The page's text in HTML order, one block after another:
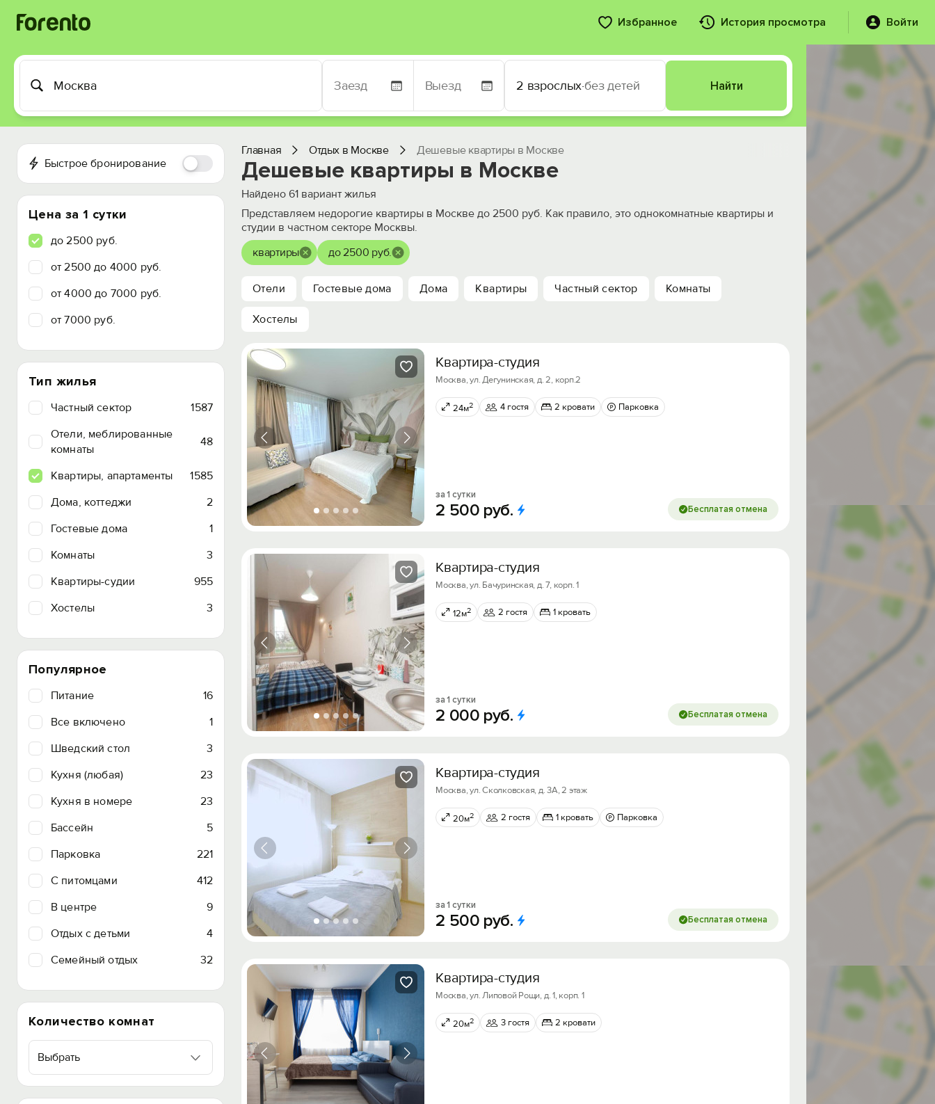
Избранное История просмотра Войти
2 взрослых·без детей Найти
Быстрое бронирование
Цена за 1 сутки
до 2500 руб.
от 2500 до 4000 руб.
от 4000 до 7000 руб.
от 7000 руб.
Тип жилья
Частный сектор
1587
Отели, меблированные
комнаты
48
Квартиры, апартаменты
1585
Дома, коттеджи
2
Гостевые дома
1
Комнаты
3
Квартиры-судии
955
Хостелы
3
Популярное
Питание
16
Все включено
1
Шведский стол
3
Кухня (любая)
23
Кухня в номере
23
Бассейн
5
Парковка
221
C питомцами
412
В центре
9
Отдых с детьми
4
Семейный отдых
32
Количество комнат
Выбрать
Главная Отдых в Москве Дешевые квартиры в Москве
Дешевые квартиры в Москве
Найдено 61 вариант жилья
Представляем недорогие квартиры в Москве до 2500 руб. Как правило, это однокомнатные квартиры и
студии в частном секторе Москвы.
квартиры
до 2500 руб.
Отели Гостевые дома Дома Квартиры Частный сектор Комнаты
Хостелы
Квартира-студия
Москва, ул. Дегунинская, д. 2, корп.2
24м2 4 гостя 2 кровати Парковка
за 1 сутки
2 500 руб. Бесплатая отмена
Квартира-студия
Москва, ул. Бачуринская, д. 7, корп. 1
12м2 2 гостя 1 кровать
за 1 сутки
2 000 руб. Бесплатая отмена
Квартира-студия
Москва, ул. Сколковская, д. 3А, 2 этаж
20м2 2 гостя 1 кровать Парковка
за 1 сутки
2 500 руб. Бесплатая отмена
Квартира-студия
Москва, ул. Липовой Рощи, д. 1, корп. 1
20м2 3 гостя 2 кровати